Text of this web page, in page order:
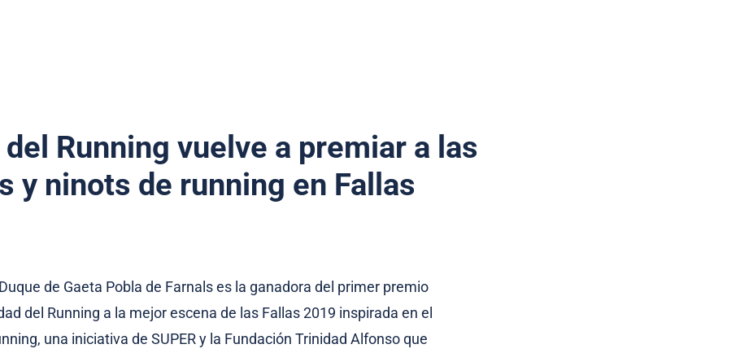
Running vuelve a premiar a las
y ninots de running en Fallas
de Gaeta Pobla de Farnals es la ganadora del primer premio
del Running a la mejor escena de las Fallas 2019 inspirada en el
una iniciativa de SUPER y la Fundación Trinidad Alfonso que